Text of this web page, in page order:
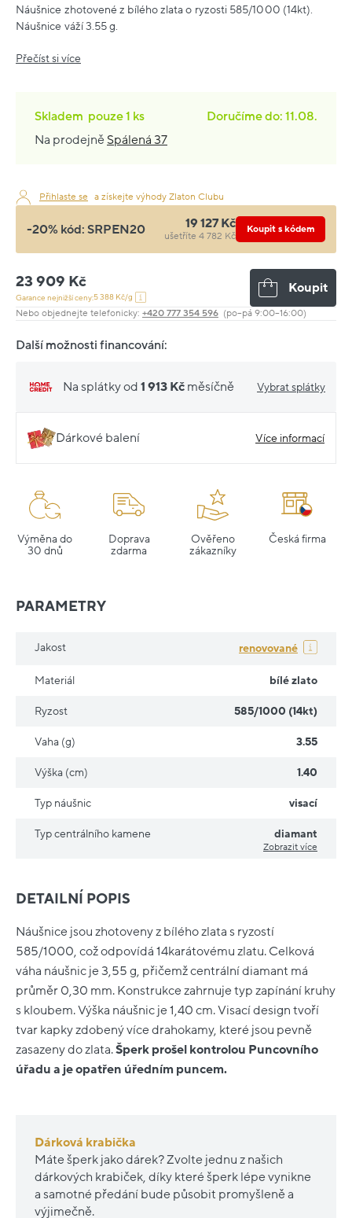
Náušnice zhotovené z bílého zlata o ryzosti 585/1000 (14kt).
Náušnice váží 3.55 g.
Přečíst si více
Skladem pouze1 ks
Doručíme do: 11.08.
Na prodejně Spálená 37
Přihlaste se a získejte výhody Zlaton Clubu
-20% kód: SRPEN20 19 127 Kč
ušetříte 4 782 Kč
Koupit s kódem
23 909 Kč
Garance nejnižší ceny:5 388 Kč/g
Koupit
Nebo objednejte telefonicky: +420 777 354 596 (po–pá 9:00–16:00)
Další možnosti financování:
Na splátky od 1 913 Kč měsíčně Vybrat splátky
Dárkové balení Více informací
Výměna do
30 dnů
Doprava
zdarma
Ověřeno
zákazníky
Česká firma
DETAILNÍ POPIS
Náušnice jsou zhotoveny z bílého zlata s ryzostí
585/1000, což odpovídá 14karátovému zlatu. Celková
váha náušnic je 3,55 g, přičemž centrální diamant má
průměr 0,30 mm. Konstrukce zahrnuje typ zapínání kruhy
s kloubem. Výška náušnic je 1,40 cm. Visací design tvoří
tvar kapky zdobený více drahokamy, které jsou pevně
zasazeny do zlata.Šperk prošel kontrolou Puncovního
úřadu a je opatřen úředním puncem.
Dárková krabička
Máte šperk jako dárek? Zvolte jednu z našich
dárkových krabiček, díky které šperk lépe vynikne
a samotné předání bude působit promyšleně a
výjimečně.
PARAMETRY
Jakost renovované
Materiál bílé zlato
Ryzost 585/1000 (14kt)
Vaha (g) 3.55
Výška (cm) 1.40
Typ náušnic visací
Typ centrálního kamene diamant
Zobrazit více